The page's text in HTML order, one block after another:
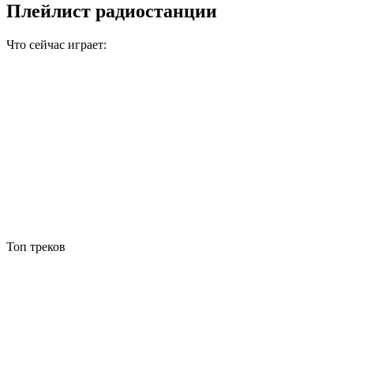
Плейлист радиостанции
Что сейчас играет:
Топ треков